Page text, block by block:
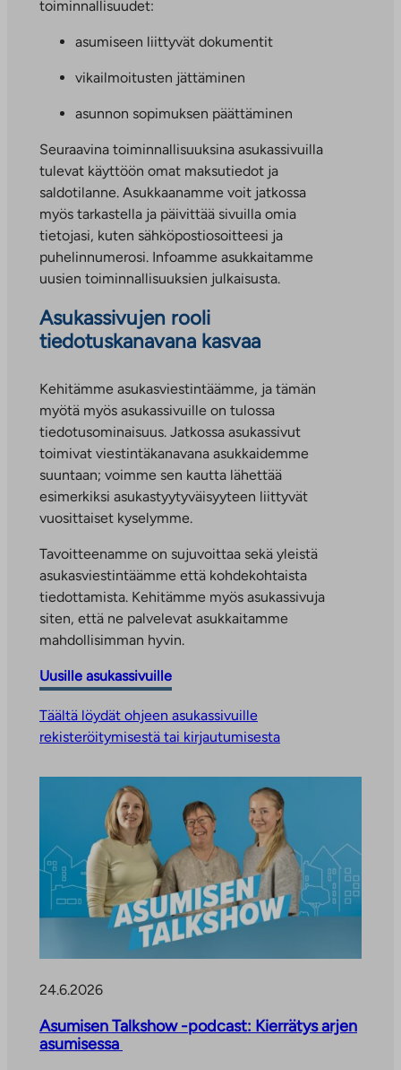
toiminnallisuudet:
asumiseen liittyvät dokumentit
vikailmoitusten jättäminen
asunnon sopimuksen päättäminen
Seuraavina toiminnallisuuksina asukassivuilla
tulevat käyttöön omat maksutiedot ja
saldotilanne. Asukkaanamme voit jatkossa
myös tarkastella ja päivittää sivuilla omia
tietojasi, kuten sähköpostiosoitteesi ja
puhelinnumerosi. Infoamme asukkaitamme
uusien toiminnallisuuksien julkaisusta.
Asukassivujen rooli
tiedotuskanavana kasvaa
Kehitämme asukasviestintäämme, ja tämän
myötä myös asukassivuille on tulossa
tiedotusominaisuus. Jatkossa asukassivut
toimivat viestintäkanavana asukkaidemme
suuntaan; voimme sen kautta lähettää
esimerkiksi asukastyytyväisyyteen liittyvät
vuosittaiset kyselymme.
Tavoitteenamme on sujuvoittaa sekä yleistä
asukasviestintäämme että kohdekohtaista
tiedottamista. Kehitämme myös asukassivuja
siten, että ne palvelevat asukkaitamme
mahdollisimman hyvin.
Uusille asukassivuille
Täältä löydät ohjeen asukassivuille
rekisteröitymisestä tai kirjautumisesta
24.6.2026
Asumisen Talkshow -podcast: Kierrätys arjen
asumisessa